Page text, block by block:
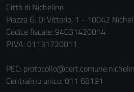
Città di Nichelino
Piazza G. Di Vittorio, 1 - 10042
Codice fiscale: 94031420014
P.IVA: 01131720011
PEC:
Centralino unico: 011 68191